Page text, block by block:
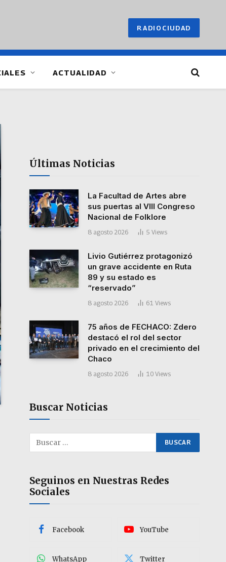
RADIOCIUDAD
ACTUALIDAD
Últimas Noticias
La Facultad de Artes abre
sus puertas al VIII Congreso
Nacional de Folklore
8 agosto 2026 5 Views
Livio Gutiérrez protagonizó
un grave accidente en Ruta
89 y su estado es
“reservado”
8 agosto 2026 61 Views
75 años de FECHACO: Zdero
destacó el rol del sector
privado en el crecimiento del
Chaco
8 agosto 2026 10 Views
Buscar Noticias
Seguinos en Nuestras Redes
Sociales
Facebook YouTube
WhatsApp Twitter